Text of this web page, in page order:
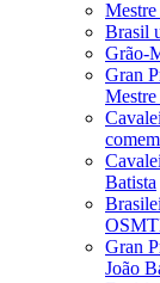
Brasil
Grão-
Gran
Batista
Gran
João